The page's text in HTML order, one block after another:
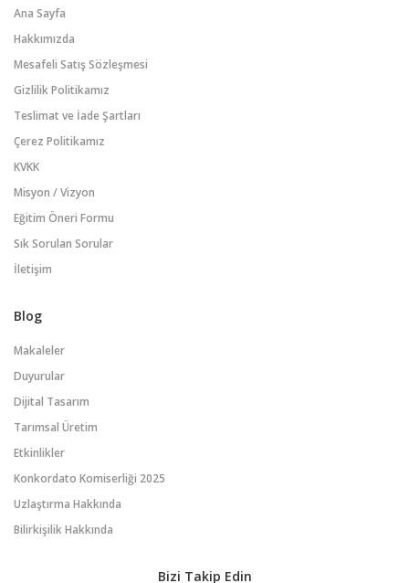
Ana Sayfa
Hakkımızda
Mesafeli Satış Sözleşmesi
Gizlilik Politikamız
Teslimat ve İade Şartları
Çerez Politikamız
KVKK
Misyon / Vizyon
Eğitim Öneri Formu
Sık Sorulan Sorular
İletişim
Blog
Makaleler
Duyurular
Dijital Tasarım
Tarımsal Üretim
Etkinlikler
Konkordato Komiserliği 2025
Uzlaştırma Hakkında
Bilirkişilik Hakkında
Bizi Takip Edin